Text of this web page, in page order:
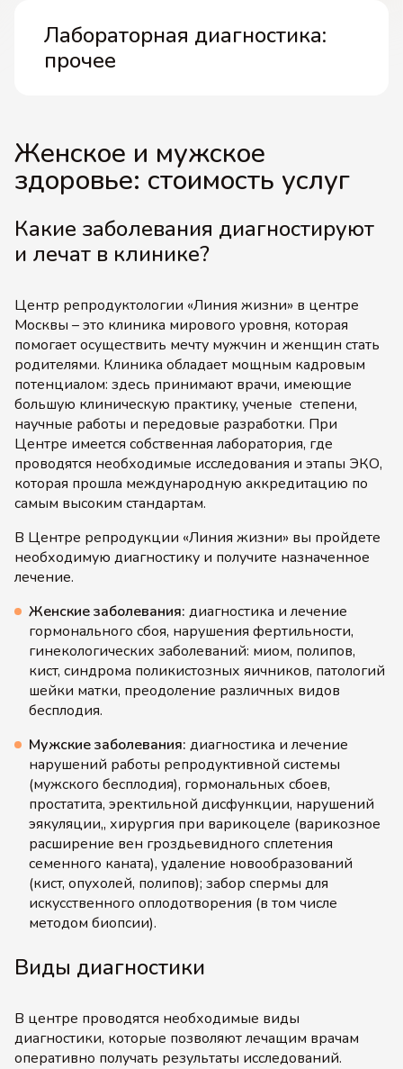
Лабораторная диагностика:
прочее
Женское и мужское
здоровье: стоимость услуг
Какие заболевания диагностируют
и лечат в клинике?
Центр репродуктологии «Линия жизни» в центре
Москвы – это клиника мирового уровня, которая
помогает осуществить мечту мужчин и женщин стать
родителями. Клиника обладает мощным кадровым
потенциалом: здесь принимают врачи, имеющие
большую клиническую практику, ученые степени,
научные работы и передовые разработки. При
Центре имеется собственная лаборатория, где
проводятся необходимые исследования и этапы ЭКО,
которая прошла международную аккредитацию по
самым высоким стандартам.
В Центре репродукции «Линия жизни» вы пройдете
необходимую диагностику и получите назначенное
лечение.
Женские заболевания: диагностика и лечение
гормонального сбоя, нарушения фертильности,
гинекологических заболеваний: миом, полипов,
кист, синдрома поликистозных яичников, патологий
шейки матки, преодоление различных видов
бесплодия.
Мужские заболевания: диагностика и лечение
нарушений работы репродуктивной системы
(мужского бесплодия), гормональных сбоев,
простатита, эректильной дисфункции, нарушений
эякуляции,, хирургия при варикоцеле (варикозное
расширение вен гроздьевидного сплетения
семенного каната), удаление новообразований
(кист, опухолей, полипов); забор спермы для
искусственного оплодотворения (в том числе
методом биопсии).
Виды диагностики
В центре проводятся необходимые виды
диагностики, которые позволяют лечащим врачам
оперативно получать результаты исследований.